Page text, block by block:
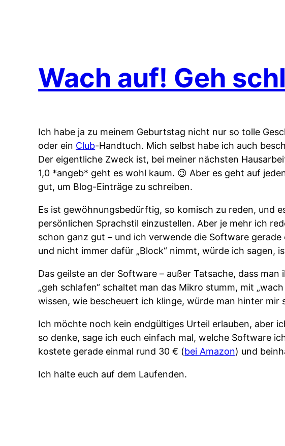
Wach auf! Geh
Ich habe ja zu meinem Geburtstag nicht nur so tolle
oder ein Club-Handtuch. Mich selbst habe ich auch
Der eigentliche Zweck ist, bei meiner nächsten
1,0 *angeb* geht es wohl kaum. 😉 Aber es geht auf
gut, um Blog-Einträge zu schreiben.
Es ist gewöhnungsbedürftig, so komisch zu reden, und
persönlichen Sprachstil einzustellen. Aber je mehr ich
schon ganz gut – und ich verwende die Software
und nicht immer dafür „Block“ nimmt, würde ich sagen,
Das geilste an der Software – außer Tatsache, dass
„geh schlafen“ schaltet man das Mikro stumm, mit
wissen, wie bescheuert ich klinge, würde man hinter
Ich möchte noch kein endgültiges Urteil erlauben, aber
so denke, sage ich euch einfach mal, welche Software
kostete gerade einmal rund 30 € (bei Amazon) und
Ich halte euch auf dem Laufenden.